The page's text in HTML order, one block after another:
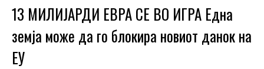
13 МИЛИЈАРДИ ЕВРА СЕ ВО ИГРА Една
земја може да го блокира новиот данок на
ЕУ